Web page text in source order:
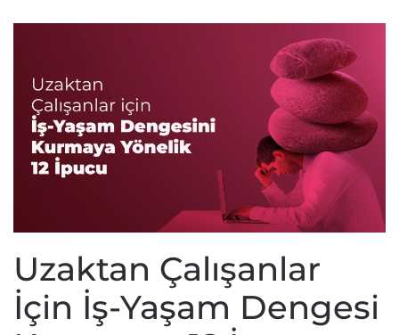
Uzaktan Çalışanlar
İçin İş-Yaşam Dengesi